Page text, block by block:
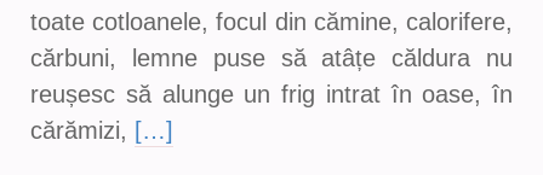
toate cotloanele, focul din cămine, calorifere,
cărbuni, lemne puse să atâțe căldura nu
reușesc să alunge un frig intrat în oase, în
cărămizi, […]